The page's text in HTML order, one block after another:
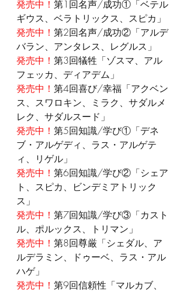
発売中！ 第1回名声/成功①「ベテル
ギウス、ベラトリックス、スピカ」
発売中！ 第2回名声/成功②「アルデ
バラン、アンタレス、レグルス」
発売中！ 第3回犠牲「ゾスマ、アル
フェッカ、ディアデム」
発売中！ 第4回喜び/幸福「アクベン
ス、スワロキン、ミラク、サダルメ
レク、サダルスード」
発売中！ 第5回知識/学び①「デネ
ブ・アルゲディ、ラス・アルゲテ
ィ、リゲル」
発売中！ 第6回知識/学び②「シェア
ト、スピカ、ビンデミアトリック
ス」
発売中！ 第7回知識/学び③「カスト
ル、ポルックス、トリマン」
発売中！ 第8回尊厳「シェダル、ア
ルデラミン、ドゥーベ、ラス・アル
ハゲ」
発売中！ 第9回信頼性「マルカブ、